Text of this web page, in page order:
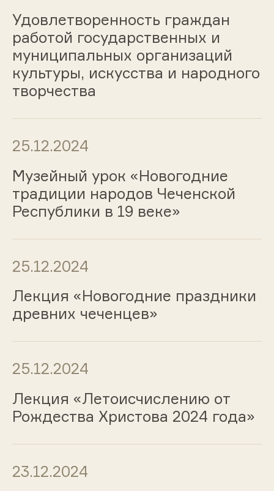
Удовлетворенность граждан
работой государственных и
муниципальных организаций
культуры, искусства и народного
творчества
25.12.2024
Музейный урок «Новогодние
традиции народов Чеченской
Республики в 19 веке»
25.12.2024
Лекция «Новогодние праздники
древних чеченцев»
25.12.2024
Лекция «Летоисчислению от
Рождества Христова 2024 года»
23.12.2024